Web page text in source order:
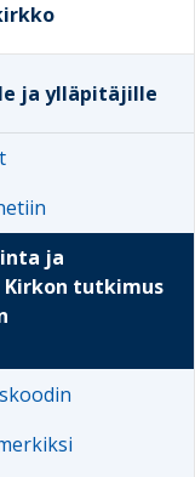
ja ylläpitäjille
ja
tutkimus